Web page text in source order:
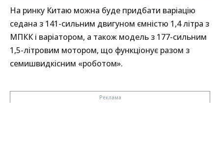
На ринку Китаю можна буде придбати варіацію
седана з 141-сильним двигуном ємністю 1,4 літра з
МПКК і варіатором, а також модель з 177-сильним
1,5-літровим мотором, що функціонує разом з
семишвидкісним «роботом».